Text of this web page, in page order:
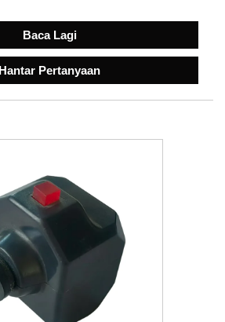
Baca Lagi
Hantar Pertanyaan